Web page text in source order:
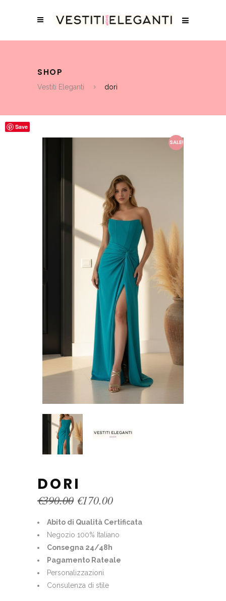
SHOP
Vestiti Eleganti dori
Save
SALE!
DORI
€390.00 Original
was:
€390.00.
€170.00Current
is:
€170.00.
Abito di Qualità Certificata
Negozio 100% Italiano
Consegna 24/48h
Pagamento Rateale
Personalizzazioni
Consulenza di stile